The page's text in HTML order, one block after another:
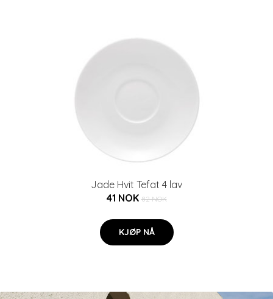
Jade Hvit Tefat 4 lav
41 NOK 82 NOK
KJØP NÅ